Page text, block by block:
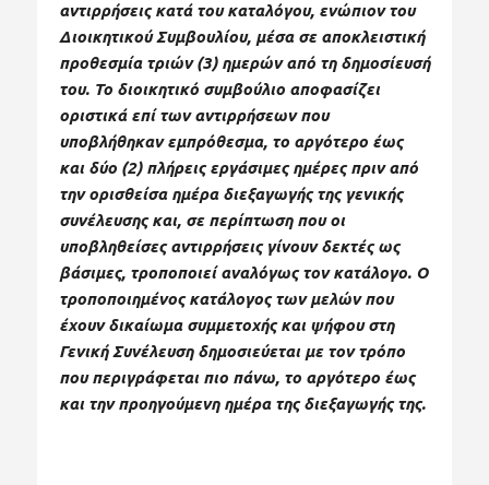
αντιρρήσεις κατά του καταλόγου, ενώπιον του
Διοικητικού Συμβουλίου, μέσα σε αποκλειστική
προθεσμία τριών (3) ημερών από τη δημοσίευσή
του. Το διοικητικό συμβούλιο αποφασίζει
οριστικά επί των αντιρρήσεων που
υποβλήθηκαν εμπρόθεσμα, το αργότερο έως
και δύο (2) πλήρεις εργάσιμες ημέρες πριν από
την ορισθείσα ημέρα διεξαγωγής της γενικής
συνέλευσης και, σε περίπτωση που οι
υποβληθείσες αντιρρήσεις γίνουν δεκτές ως
βάσιμες, τροποποιεί αναλόγως τον κατάλογο. Ο
τροποποιημένος κατάλογος των μελών που
έχουν δικαίωμα συμμετοχής και ψήφου στη
Γενική Συνέλευση δημοσιεύεται με τον τρόπο
που περιγράφεται πιο πάνω, το αργότερο έως
και την προηγούμενη ημέρα της διεξαγωγής της.